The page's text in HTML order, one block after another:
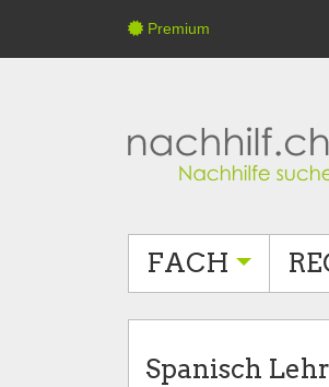
Premium
FACH
Spanisch